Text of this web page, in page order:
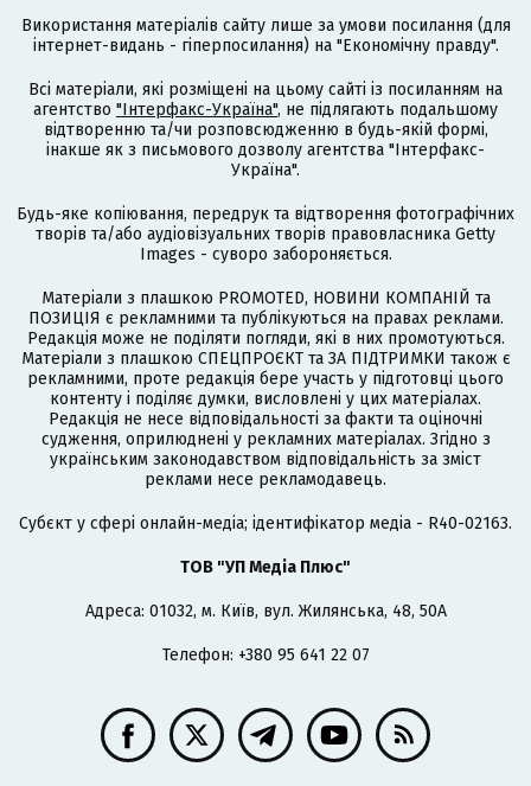
Використання матеріалів сайту лише за умови посилання (для
інтернет-видань - гіперпосилання) на "Економічну правду".
Всі матеріали, які розміщені на цьому сайті із посиланням на
агентство "Інтерфакс-Україна", не підлягають подальшому
відтворенню та/чи розповсюдженню в будь-якій формі,
інакше як з письмового дозволу агентства "Інтерфакс-
Україна".
Будь-яке копіювання, передрук та відтворення фотографічних
творів та/або аудіовізуальних творів правовласника Getty
Images - суворо забороняється.
Матеріали з плашкою PROMOTED, НОВИНИ КОМПАНІЙ та
ПОЗИЦІЯ є рекламними та публікуються на правах реклами.
Редакція може не поділяти погляди, які в них промотуються.
Матеріали з плашкою СПЕЦПРОЄКТ та ЗА ПІДТРИМКИ також є
рекламними, проте редакція бере участь у підготовці цього
контенту і поділяє думки, висловлені у цих матеріалах.
Редакція не несе відповідальності за факти та оціночні
судження, оприлюднені у рекламних матеріалах. Згідно з
українським законодавством відповідальність за зміст
реклами несе рекламодавець.
Cубєкт у сфері онлайн-медіа; ідентифікатор медіа - R40-02163.
ТОВ "УП Медіа Плюс"
Адреса: 01032, м. Київ, вул. Жилянська, 48, 50А
Телефон: +380 95 641 22 07